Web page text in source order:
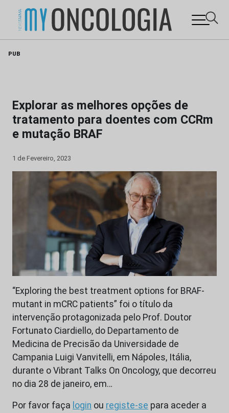
PUB
Explorar as melhores opções de
tratamento para doentes com CCRm
e mutação BRAF
1 de Fevereiro, 2023
“Exploring the best treatment options for BRAF-
mutant in mCRC patients” foi o título da
intervenção protagonizada pelo Prof. Doutor
Fortunato Ciardiello, do Departamento de
Medicina de Precisão da Universidade de
Campania Luigi Vanvitelli, em Nápoles, Itália,
durante o Vibrant Talks On Oncology, que decorreu
no dia 28 de janeiro, em…
Por favor faça login ou registe-se para aceder a